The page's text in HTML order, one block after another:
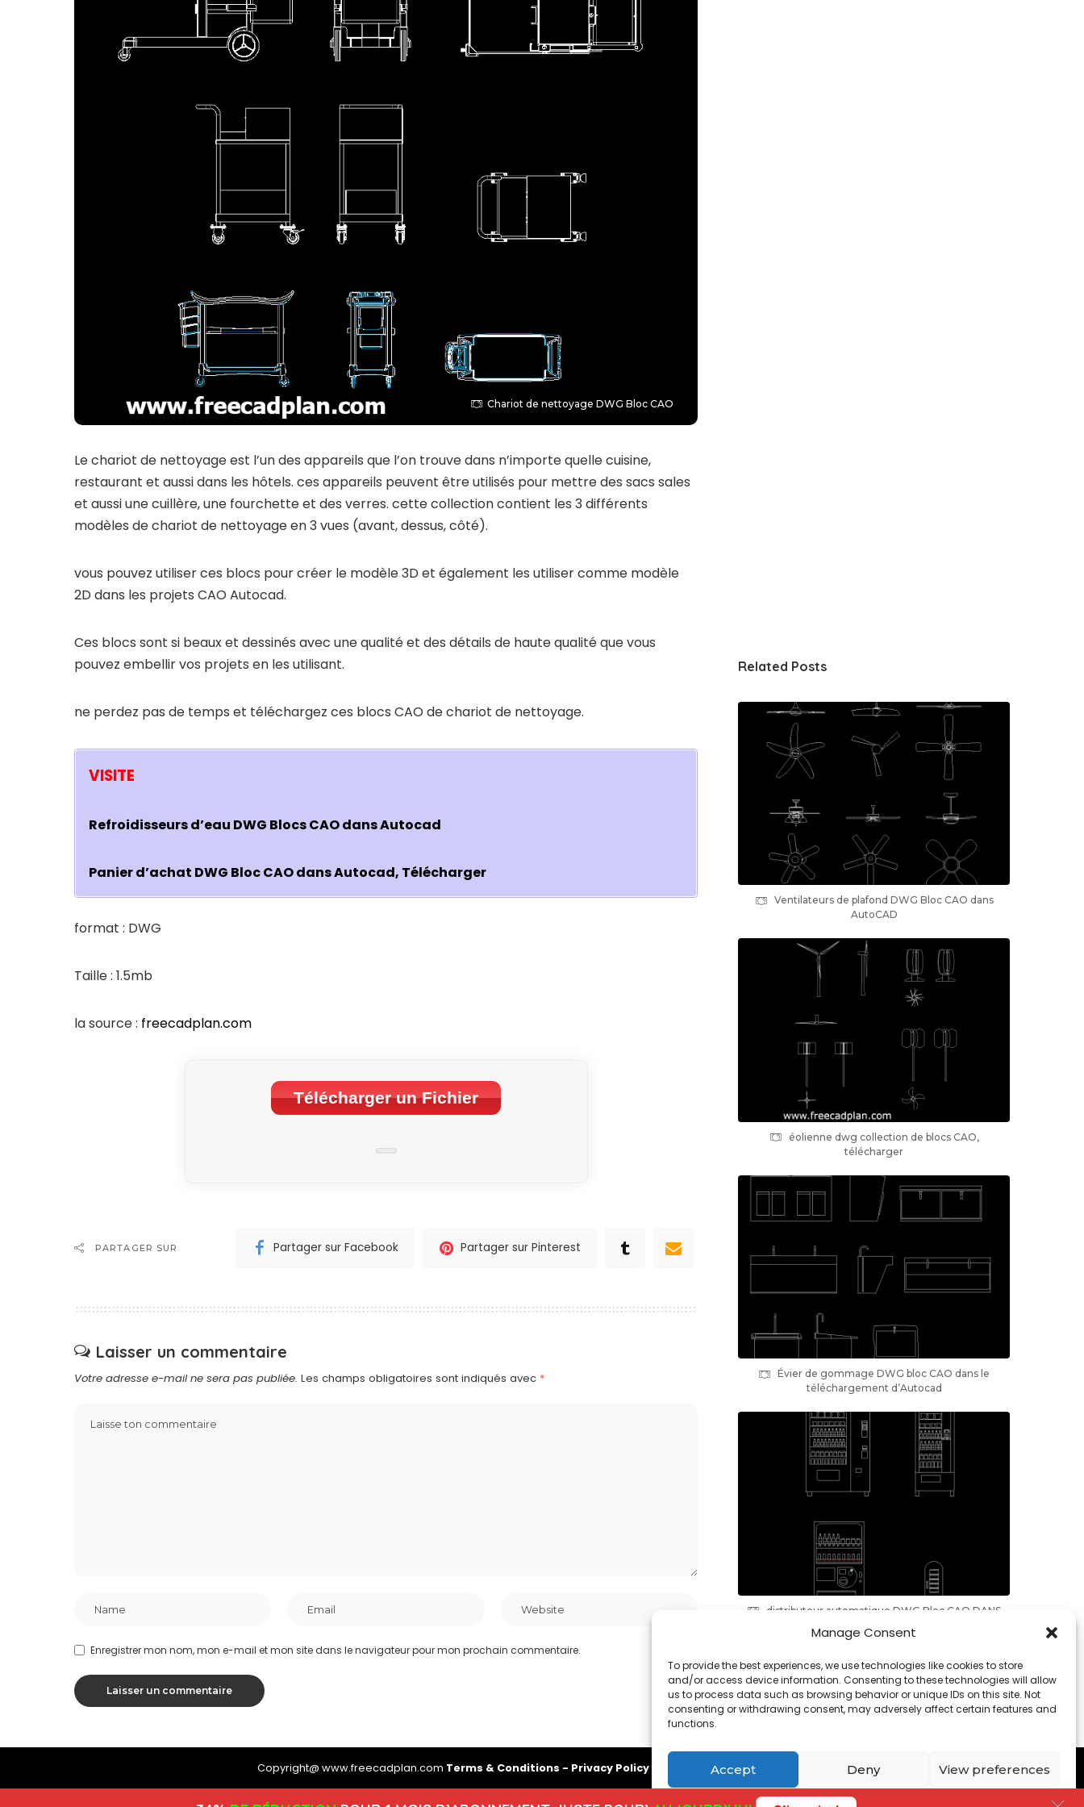
Manage Consent
To provide the best experiences, we use technologies like cookies to store
and/or access device information. Consenting to these technologies will allow
us to process data such as browsing behavior or unique IDs on this site. Not
consenting or withdrawing consent, may adversely affect certain features and
functions.
Accept Deny View preferences
Cookies Privacy Policy
Chariot de nettoyage DWG Bloc CAO
Le chariot de nettoyage est l’un des appareils que l’on trouve dans n’importe quelle cuisine,
restaurant et aussi dans les hôtels. ces appareils peuvent être utilisés pour mettre des sacs sales
et aussi une cuillère, une fourchette et des verres. cette collection contient les 3 différents
modèles de chariot de nettoyage en 3 vues (avant, dessus, côté).
vous pouvez utiliser ces blocs pour créer le modèle 3D et également les utiliser comme modèle
2D dans les projets CAO Autocad.
Ces blocs sont si beaux et dessinés avec une qualité et des détails de haute qualité que vous
pouvez embellir vos projets en les utilisant.
ne perdez pas de temps et téléchargez ces blocs CAO de chariot de nettoyage.
VISITE
Refroidisseurs d’eau DWG Blocs CAO dans Autocad
Panier d’achat DWG Bloc CAO dans Autocad, Télécharger
format : DWG
Taille : 1.5mb
la source : freecadplan.com
Télécharger un Fichier
PARTAGER SUR Partager sur Facebook Partager sur Pinterest
Laisser un commentaire
Votre adresse e-mail ne sera pas publiée. Les champs obligatoires sont indiqués avec *
Enregistrer mon nom, mon e-mail et mon site dans le navigateur pour mon prochain commentaire.
Related Posts
Ventilateurs de plafond DWG Bloc CAO dans
AutoCAD
éolienne dwg collection de blocs CAO,
télécharger
Évier de gommage DWG bloc CAO dans le
téléchargement d’Autocad
distributeur automatique DWG Bloc CAO DANS
Copyright@ www.freecadplan.com Terms & Conditions - Privacy Policy- -Contact